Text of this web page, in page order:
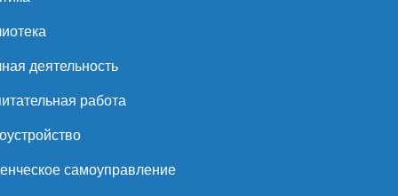
деятельность
работа
самоуправление